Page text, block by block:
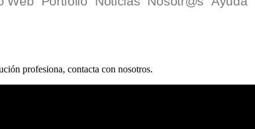
profesiona, contacta con nosotros.